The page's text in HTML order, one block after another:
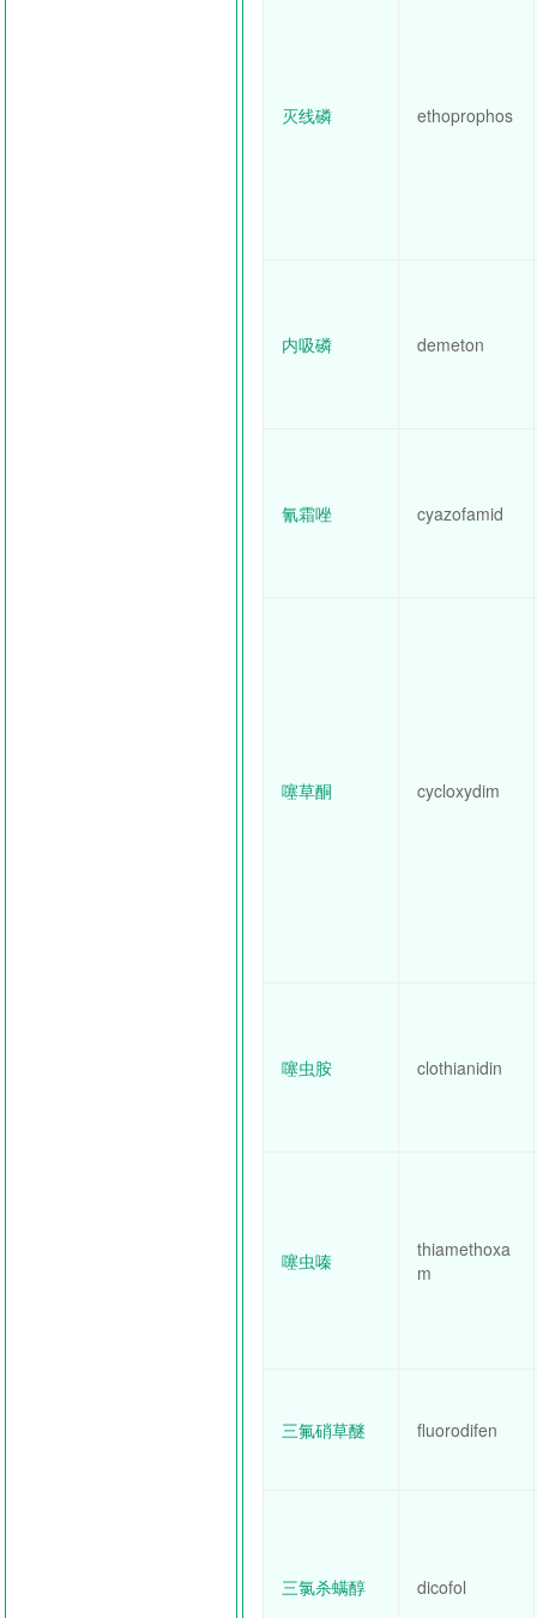
灭线磷 ethoprophos
内吸磷 demeton
氰霜唑 cyazofamid
噻草酮 cycloxydim
噻虫胺 clothianidin
噻虫嗪
thiamethoxa
m
三氟硝草醚 fluorodifen
三氯杀螨醇 dicofol